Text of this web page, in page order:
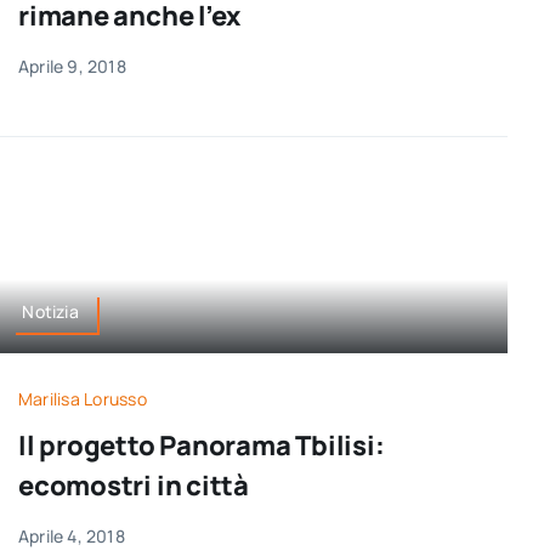
rimane anche l’ex
Aprile 9, 2018
Notizia
Marilisa Lorusso
Il progetto Panorama Tbilisi:
ecomostri in città
Aprile 4, 2018